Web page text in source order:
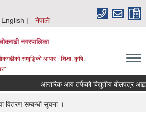
English
नेपाली
नगरपालिका
सम्बृद्धिको आधार - शिक्षा, कृषि,
आन्तरिक आय तर्फको विद्युतीय बोलपत्र
वितरण सम्बन्धी सूचना ।